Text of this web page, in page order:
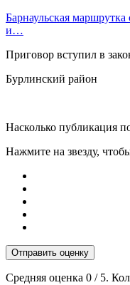
Барнаульская
и…
Приговор вступил в
Бурлинский район
Насколько публикация
Нажмите на звезду,
Отправить оценку
Средняя оценка 0 / 5.